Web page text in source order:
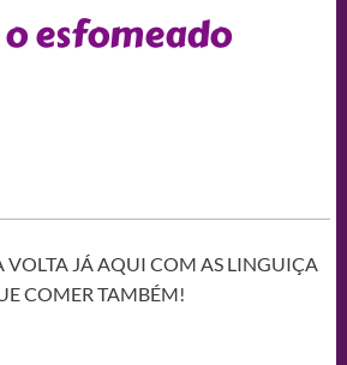
esfomeado
VOLTA JÁ AQUI COM AS LINGUIÇA
COMER TAMBÉM!